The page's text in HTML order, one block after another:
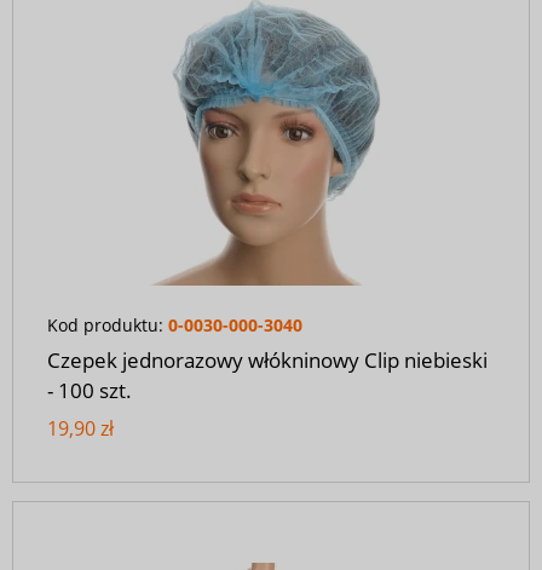
Kod produktu: 0-0030-000-3040
Czepek jednorazowy włókninowy Clip niebieski
- 100 szt.
19,90 zł